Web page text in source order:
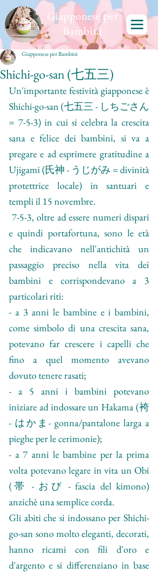
Giapponese per
Bambini
Shichi-go-san (七五三)
Giapponese per Bambini
Un'importante festività giapponese è
Shichi-go-san (七五三 - しちごさん
= 7-5-3) in cui si celebra la crescita
sana e felice dei bambini, si va a
pregare e ad esprimere gratitudine a
Ujigami (氏神 - うじがみ = divinità
protettrice locale) in santuari e
templi il 15 novembre.
e quindi portafortuna, sono le età
che indicavano nell'antichità un
passaggio preciso nella vita dei
bambini e corrispondevano a 3
particolari riti:
- a 3 anni le bambine e i bambini,
come simbolo di una crescita sana,
potevano far crescere i capelli che
fino a quel momento avevano
dovuto tenere rasati;
- a 5 anni i bambini potevano
iniziare ad indossare un Hakama (袴
- はかま- gonna/pantalone larga a
pieghe per le cerimonie);
- a 7 anni le bambine per la prima
volta potevano legare in vita un Obi
(帯 - おび - fascia del kimono)
anzichè una semplice corda.
Gli abiti che si indossano per Shichi-
go-san sono molto eleganti, decorati,
hanno ricami con fili d'oro e
d'argento e si differenziano in base